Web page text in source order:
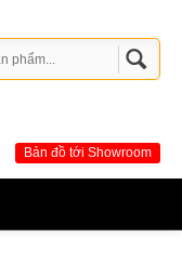
Bản đồ tới Showroom